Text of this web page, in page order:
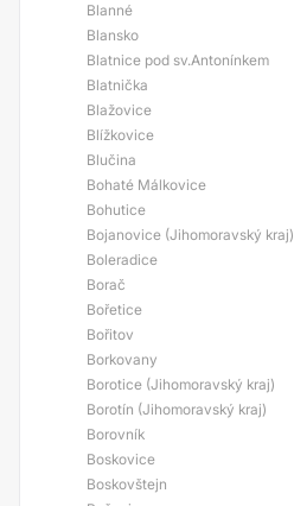
Blanné
Blansko
Blatnice pod sv.Antonínkem
Blatnička
Blažovice
Blížkovice
Blučina
Bohaté Málkovice
Bohutice
Bojanovice (Jihomoravský kraj)
Boleradice
Borač
Bořetice
Bořitov
Borkovany
Borotice (Jihomoravský kraj)
Borotín (Jihomoravský kraj)
Borovník
Boskovice
Boskovštejn